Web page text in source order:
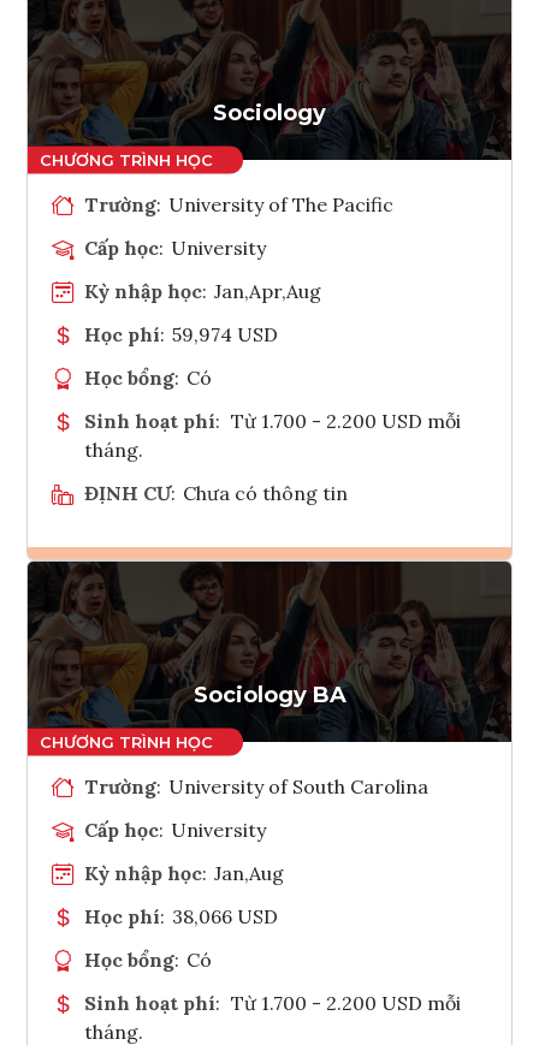
Ghi danh
Tham vấn Interlink
Sociology
Trường: University of The Pacific
Cấp học: University
Kỳ nhập học: Jan,Apr,Aug
Học phí: 59,974 USD
Học bổng: Có
Sinh hoạt phí: Từ 1.700 - 2.200 USD mỗi
tháng.
ĐỊNH CƯ: Chưa có thông tin
Ghi danh
Tham vấn Interlink
Sociology BA
Trường: University of South Carolina
Cấp học: University
Kỳ nhập học: Jan,Aug
Học phí: 38,066 USD
Học bổng: Có
Sinh hoạt phí: Từ 1.700 - 2.200 USD mỗi
tháng.